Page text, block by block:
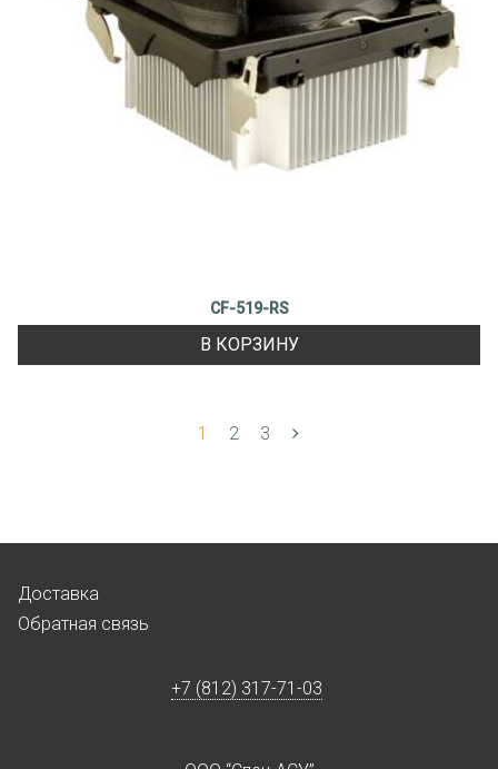
CF-519-RS
В КОРЗИНУ
1 2 3
Доставка
Обратная связь
+7 (812) 317-71-03